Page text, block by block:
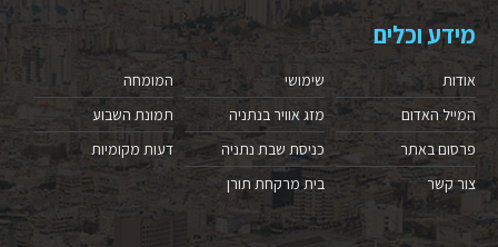
מידע וכלים
אודות
המייל האדום
פרסום באתר
צור קשר
שימושי
מזג אוויר בנתניה
כניסת שבת נתניה
בית מרקחת תורן
המומחה
תמונת השבוע
דעות מקומיות